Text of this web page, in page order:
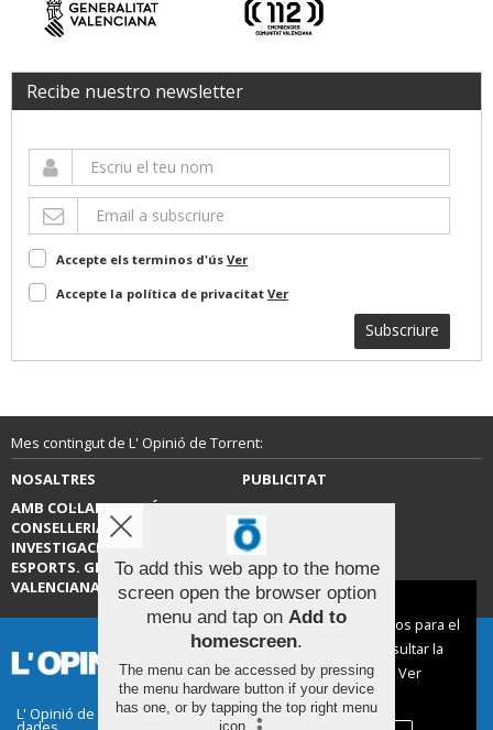
Recibe nuestro newsletter
Accepte els terminos d'ús Ver
Accepte la política de privacitat Ver
Subscriure
Mes contingut de L' Opinió de Torrent:
NOSALTRES
PUBLICITAT
AMB COL·LABORACIÓ DE LA
CONSELLERIA D’EDUCACIÓ,
INVESTIGACIÓ, CULTURA I
ESPORTS. GENERALITAT
VALENCIANA.
CONTACTE
L' Opinió de Torrent |Termes d'ús| Protecció de
To add this web app to the home
screen open the browser option
menu and tap on Add to
homescreen.
The menu can be accessed by pressing
the menu hardware button if your device
has one, or by tapping the top right menu
icon
Aviso sobre el Uso de cookies:
Utilizamos cookies nuestras y de terceros para el
funcionamiento del digital. Puedes consultar la
lista de cookies y como desconectarlas.
Ver
nuestra Política de Privacidad y Cookies